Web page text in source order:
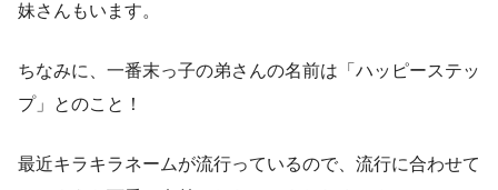
妹さんもいます。
ちなみに、 一番末っ子の弟さんの名前は「ハッピーステッ
プ」
とのこと！
最近キラキラネームが流行っているので、流行に合わせて